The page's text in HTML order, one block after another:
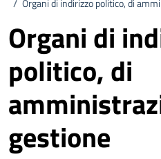
/ Organi di indirizzo politico, di
Organi di
politico, di
gestione